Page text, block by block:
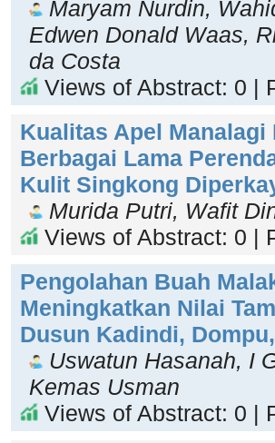
Maryam Nurdin,
Edwen Donald Waas,
da Costa
Views of Abstract: 0 |
Kualitas Apel Manalagi
Berbagai Lama
Kulit Singkong
Murida Putri, Wafit
Views of Abstract: 0 |
Pengolahan Buah
Meningkatkan Nilai
Dusun Kadindi,
Uswatun Hasanah, I
Kemas Usman
Views of Abstract: 0 |